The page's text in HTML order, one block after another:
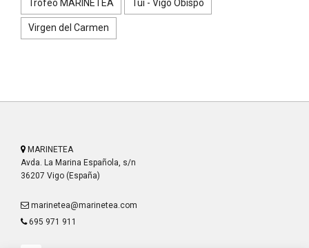
Trofeo MARINETEA Tui - Vigo Obispo
Virgen del Carmen
MARINETEA
Avda. La Marina Española, s/n
36207 Vigo (España)
marinetea@marinetea.com
695 971 911